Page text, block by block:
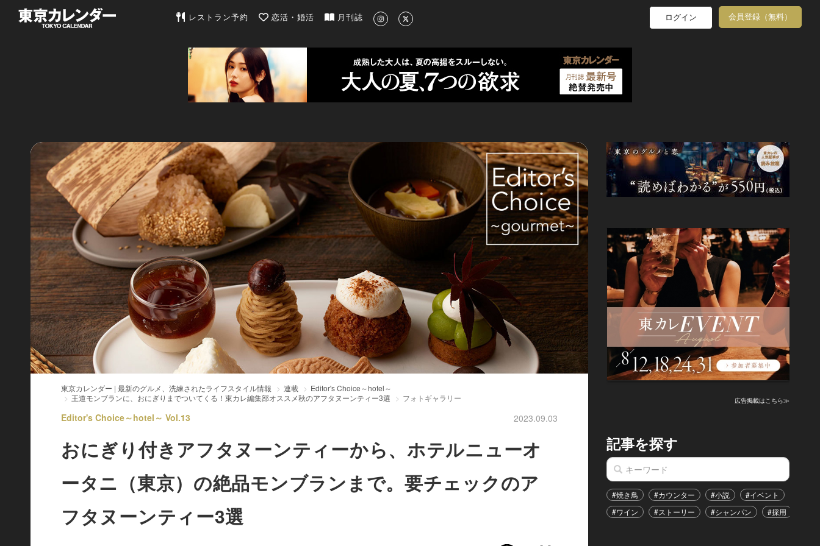
東京カレンダー | 最新のグルメ、洗練されたライフスタイル情報
レストラン予約 恋活・婚活 月刊誌 ログイン 会員登録（無料）
東京カレンダー | 最新のグルメ、洗練されたライフスタイル情報 連載
Editor's Choice～hotel～
王道モンブランに、おにぎりまでついてくる！東カレ編集部オススメ秋のアフタヌーンティー3選
フォトギャラリー
Editor's Choice～hotel～ Vol.13 2023.09.03
おにぎり付きアフタヌーンティーから、ホテルニューオ
ータニ（東京）の絶品モンブランまで。要チェックのア
フタヌーンティー3選
広告掲載はこちら≫
記事を探す
#焼き鳥 #カウンター #小説 #イベント
#ワイン
#ストーリー #シャンパン #採用